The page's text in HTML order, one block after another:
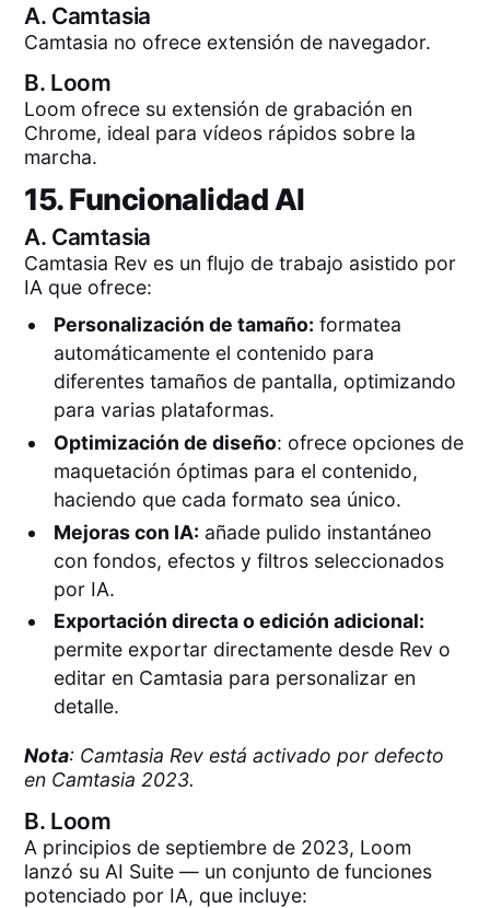
A. Camtasia
Camtasia no ofrece extensión de navegador.
B. Loom
Loom ofrece su extensión de grabación en
Chrome, ideal para vídeos rápidos sobre la
marcha.
15. Funcionalidad AI
A. Camtasia
Camtasia Rev es un flujo de trabajo asistido por
IA que ofrece:
Personalización de tamaño: formatea
automáticamente el contenido para
diferentes tamaños de pantalla, optimizando
para varias plataformas.
Optimización de diseño: ofrece opciones de
maquetación óptimas para el contenido,
haciendo que cada formato sea único.
Mejoras con IA: añade pulido instantáneo
con fondos, efectos y filtros seleccionados
por IA.
Exportación directa o edición adicional:
permite exportar directamente desde Rev o
editar en Camtasia para personalizar en
detalle.
Nota: Camtasia Rev está activado por defecto
en Camtasia 2023.
B. Loom
A principios de septiembre de 2023, Loom
lanzó su AI Suite — un conjunto de funciones
potenciado por IA, que incluye: